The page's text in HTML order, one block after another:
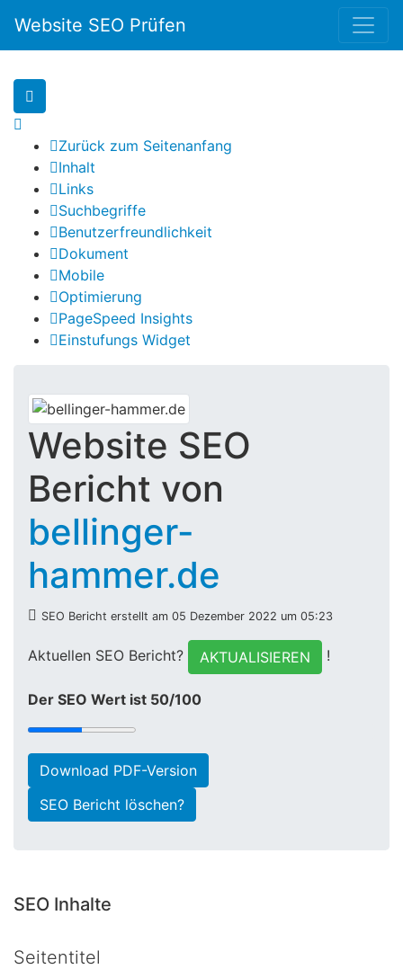
Website SEO Prüfen
Zurück zum Seitenanfang
Inhalt
Links
Suchbegriffe
Benutzerfreundlichkeit
Dokument
Mobile
Optimierung
PageSpeed Insights
Einstufungs Widget
Website SEO
Bericht von
bellinger-
hammer.de
SEO Bericht erstellt am 05 Dezember 2022 um 05:23
Aktuellen SEO Bericht? AKTUALISIEREN !
Der SEO Wert ist 50/100
Download PDF-Version
SEO Bericht löschen?
SEO Inhalte
Seitentitel